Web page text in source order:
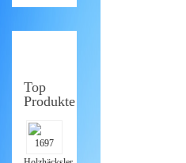
Top
Produkte